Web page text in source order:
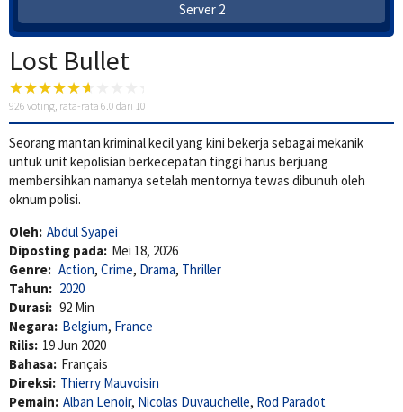
Server 2
Lost Bullet
926 voting, rata-rata 6.0 dari 10
Seorang mantan kriminal kecil yang kini bekerja sebagai mekanik
untuk unit kepolisian berkecepatan tinggi harus berjuang
membersihkan namanya setelah mentornya tewas dibunuh oleh
oknum polisi.
Oleh: Abdul Syapei
Diposting pada: Mei 18, 2026
Genre: Action, Crime, Drama, Thriller
Tahun: 2020
Durasi: 92 Min
Negara: Belgium, France
Rilis: 19 Jun 2020
Bahasa: Français
Direksi: Thierry Mauvoisin
Pemain: Alban Lenoir, Nicolas Duvauchelle, Rod Paradot